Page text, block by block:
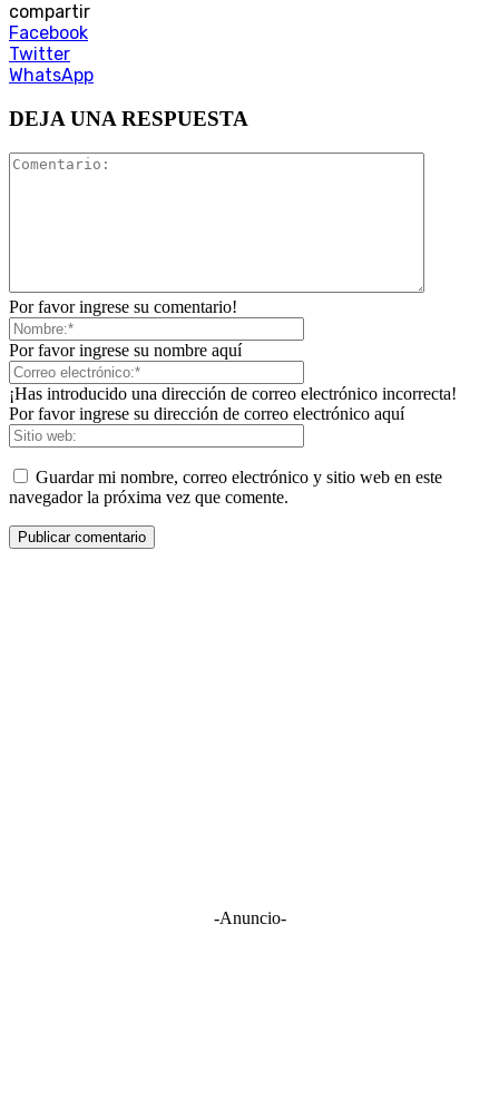
compartir
Facebook
Twitter
WhatsApp
DEJA UNA RESPUESTA
Por favor ingrese su comentario!
Por favor ingrese su nombre aquí
¡Has introducido una dirección de correo electrónico incorrecta!
Por favor ingrese su dirección de correo electrónico aquí
Guardar mi nombre, correo electrónico y sitio web en este
navegador la próxima vez que comente.
-Anuncio-